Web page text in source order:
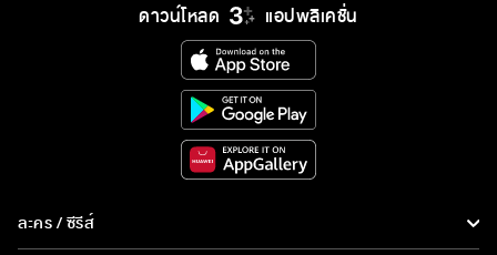
ดาวน์โหลด แอปพลิเคชั่น
ละคร / ซีรีส์